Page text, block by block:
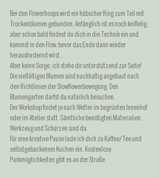
Bei den Flowerhoops wird ein hübscher Ring zum Teil mit
Trockenblumen gebunden. Anfänglich ist es noch kniffelig,
aber schon bald findest du dich in die Technik ein und
kommst in den Flow, bevor das Ende dann wieder
herausfordernd wird...
Aber keine Sorge, ich stehe dir unterstützend zur Seite!
Die vielfältigen Blumen sind nachhaltig angebaut nach
den Richtlinien der Slowflowerbewegung. Den
Blumengarten darfst du natürlich besuchen.
Der Workshop findet je nach Wetter im begrünten Innenhof
oder im Atelier statt. Sämtliche benötigten Materialien,
Werkzeug und Schürzen sind da.
Für eine kreative Pause lade ich dich zu Kaffee/Tee und
selbstgebackenem Kuchen ein. Kostenlose
Parkmöglichkeiten gibt es an der Straße.